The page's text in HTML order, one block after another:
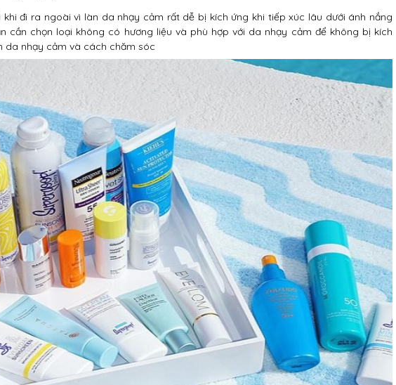
đi ra ngoài vì làn da nhạy cảm rất dễ bị kích ứng khi tiếp xúc lâu dưới ánh nắng
cần chọn loại không có hương liệu và phù hợp với da nhạy cảm để không bị kích
da nhạy cảm và cách chăm sóc